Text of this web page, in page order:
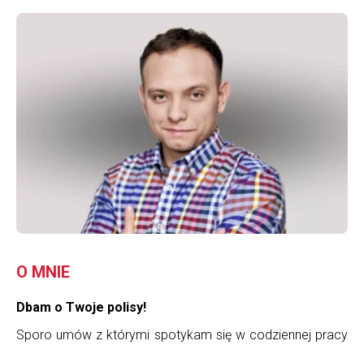
O MNIE
Dbam o Twoje polisy!
Sporo umów z którymi spotykam się w codziennej pracy